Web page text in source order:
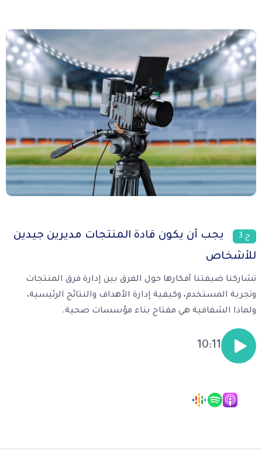
ح.3
يجب أن يكون قادة المنتجات مديرين جيدين
للأشخاص
تشاركنا ضيفتنا أفكارها حول الفرق بين إدارة فرق المنتجات
وتجربة المستخدم، وكيفية إدارة الأهداف والنتائج الرئيسية،
ولماذا الشفافية هي مفتاح بناء مؤسسات صحية.
10:11